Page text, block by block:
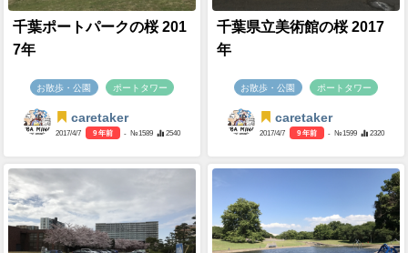
千葉ポートパークの桜 201
7年
お散歩・公園 ポートタワー
caretaker
2017/4/7 9 年前 - №1589 2540
千葉県立美術館の桜 2017
年
お散歩・公園 ポートタワー
caretaker
2017/4/7 9 年前 - №1599 2320